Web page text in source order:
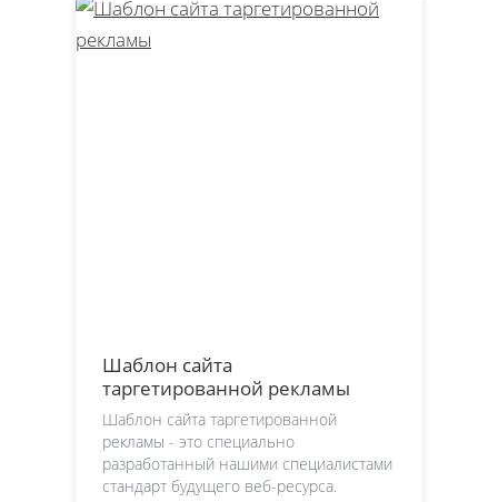
Шаблон сайта
таргетированной рекламы
Шаблон сайта таргетированной
рекламы - это специально
разработанный нашими специалистами
стандарт будущего веб-ресурса.